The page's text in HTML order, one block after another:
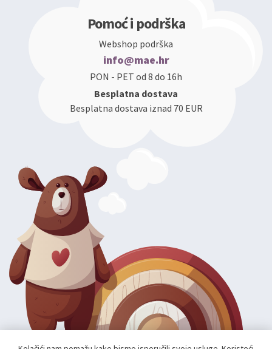
Pomoć i podrška
Webshop podrška
info@mae.hr
PON - PET od 8 do 16h
Besplatna dostava
Besplatna dostava iznad 70 EUR